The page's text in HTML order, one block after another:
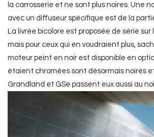
la carrosserie et ne sont plus noires. Une
avec un diffuseur spécifique est de la
La livrée bicolore est proposée de série sur
mais pour ceux qui en voudraient plus,
moteur peint en noir est disponible en
étaient chromées sont désormais noires
Grandland et GSe passent eux aussi au